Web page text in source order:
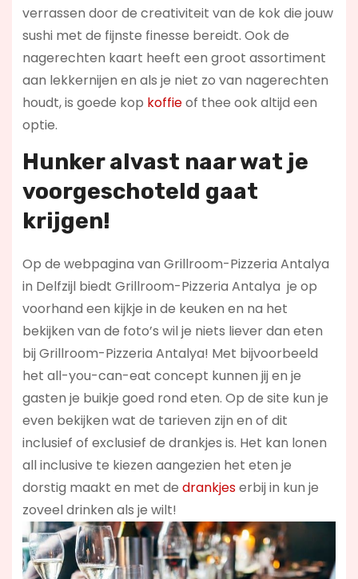
verrassen door de creativiteit van de kok die jouw
sushi met de fijnste finesse bereidt. Ook de
nagerechten kaart heeft een groot assortiment
aan lekkernijen en als je niet zo van nagerechten
houdt, is goede kop koffieof thee ook altijd een
optie.
Hunker alvast naar wat je
voorgeschoteld gaat
krijgen!
Op de webpagina van Grillroom-Pizzeria Antalya
in Delfzijl biedt Grillroom-Pizzeria Antalya je op
voorhand een kijkje in de keuken en na het
bekijken van de foto’s wil je niets liever dan eten
bij Grillroom-Pizzeria Antalya! Met bijvoorbeeld
het all-you-can-eat concept kunnen jij en je
gasten je buikje goed rond eten. Op de site kun je
even bekijken wat de tarieven zijn en of dit
inclusief of exclusief de drankjes is. Het kan lonen
all inclusive te kiezen aangezien het eten je
dorstig maakt en met de drankjeserbij in kun je
zoveel drinken als je wilt!